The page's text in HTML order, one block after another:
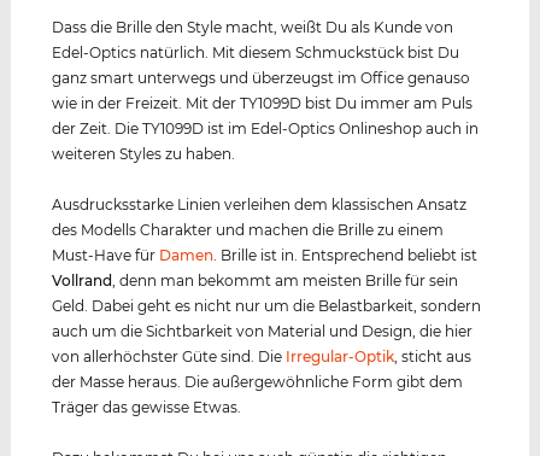
Dass die Brille den Style macht, weißt Du als Kunde von
Edel-Optics natürlich. Mit diesem Schmuckstück bist Du
ganz smart unterwegs und überzeugst im Office genauso
wie in der Freizeit. Mit der TY1099D bist Du immer am Puls
der Zeit. Die TY1099D ist im Edel-Optics Onlineshop auch in
weiteren Styles zu haben.
Ausdrucksstarke Linien verleihen dem klassischen Ansatz
des Modells Charakter und machen die Brille zu einem
Must-Have für Damen. Brille ist in. Entsprechend beliebt ist
Vollrand, denn man bekommt am meisten Brille für sein
Geld. Dabei geht es nicht nur um die Belastbarkeit, sondern
auch um die Sichtbarkeit von Material und Design, die hier
von allerhöchster Güte sind. Die Irregular-Optik, sticht aus
der Masse heraus. Die außergewöhnliche Form gibt dem
Träger das gewisse Etwas.